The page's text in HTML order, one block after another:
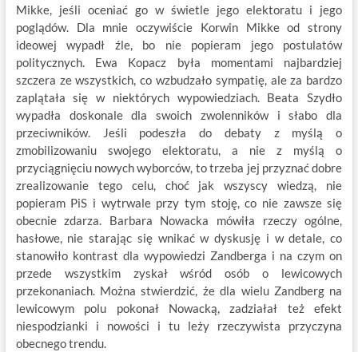
Mikke, jeśli oceniać go w świetle jego elektoratu i jego
poglądów. Dla mnie oczywiście Korwin Mikke od strony
ideowej wypadł źle, bo nie popieram jego postulatów
politycznych. Ewa Kopacz była momentami najbardziej
szczera ze wszystkich, co wzbudzało sympatię, ale za bardzo
zaplątała się w niektórych wypowiedziach. Beata Szydło
wypadła doskonale dla swoich zwolenników i słabo dla
przeciwników. Jeśli podeszła do debaty z myślą o
zmobilizowaniu swojego elektoratu, a nie z myślą o
przyciągnięciu nowych wyborców, to trzeba jej przyznać dobre
zrealizowanie tego celu, choć jak wszyscy wiedzą, nie
popieram PiS i wytrwale przy tym stoję, co nie zawsze się
obecnie zdarza. Barbara Nowacka mówiła rzeczy ogólne,
hasłowe, nie starając się wnikać w dyskusję i w detale, co
stanowiło kontrast dla wypowiedzi Zandberga i na czym on
przede wszystkim zyskał wśród osób o lewicowych
przekonaniach. Można stwierdzić, że dla wielu Zandberg na
lewicowym polu pokonał Nowacką, zadziałał też efekt
niespodzianki i nowości i tu leży rzeczywista przyczyna
obecnego trendu.